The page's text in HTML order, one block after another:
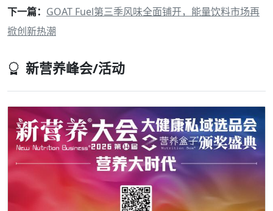
下一篇： GOAT Fuel第三季风味全面铺开，能量饮料市场再
掀创新热潮​
新营养峰会/活动